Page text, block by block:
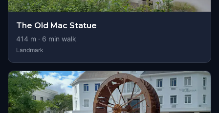
The Old Mac Statue
414 m · 6 min walk
Landmark